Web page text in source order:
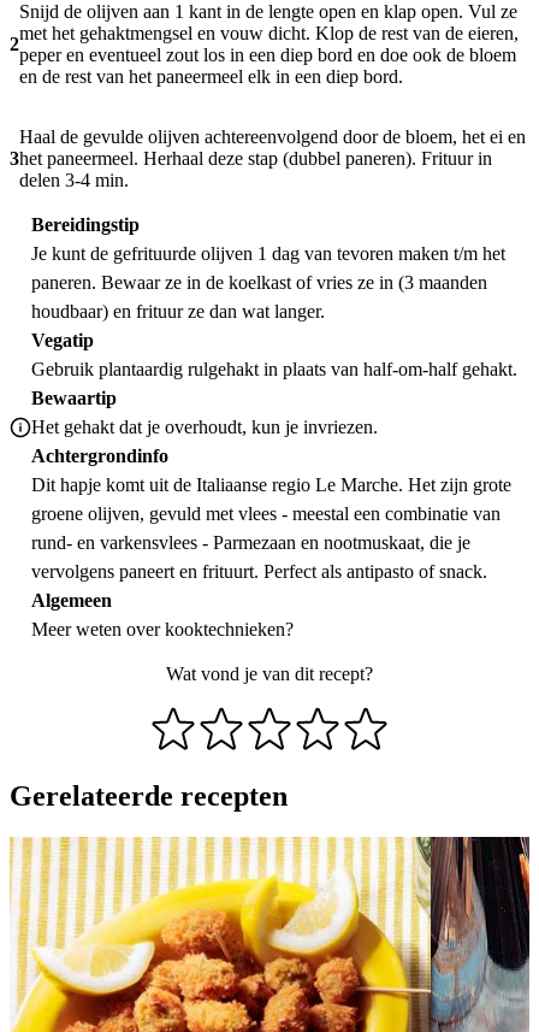
2
Snijd de olijven aan 1 kant in de lengte open en klap open. Vul ze
met het gehaktmengsel en vouw dicht. Klop de rest van de eieren,
peper en eventueel zout los in een diep bord en doe ook de bloem
en de rest van het paneermeel elk in een diep bord.
3
Haal de gevulde olijven achtereenvolgend door de bloem, het ei en
het paneermeel. Herhaal deze stap (dubbel paneren). Frituur in
delen 3-4 min.
Bereidingstip
Je kunt de gefrituurde olijven 1 dag van tevoren maken t/m het
paneren. Bewaar ze in de koelkast of vries ze in (3 maanden
houdbaar) en frituur ze dan wat langer.
Vegatip
Gebruik plantaardig rulgehakt in plaats van half-om-half gehakt.
Bewaartip
Het gehakt dat je overhoudt, kun je invriezen.
Achtergrondinfo
Dit hapje komt uit de Italiaanse regio Le Marche. Het zijn grote
groene olijven, gevuld met vlees - meestal een combinatie van
rund- en varkensvlees - Parmezaan en nootmuskaat, die je
vervolgens paneert en frituurt. Perfect als antipasto of snack.
Algemeen
Meer weten overkooktechnieken?
Wat vond je van dit recept?
Gerelateerde recepten